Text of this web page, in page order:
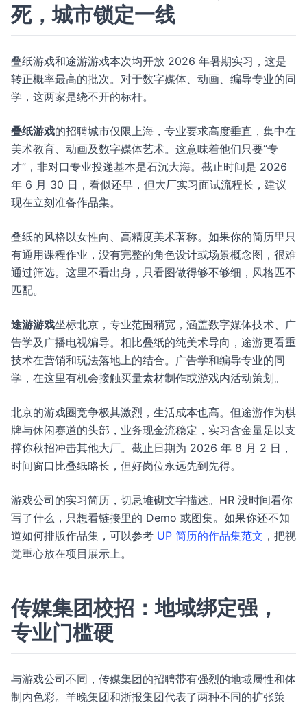
死，城市锁定一线
叠纸游戏和途游游戏本次均开放 2026 年暑期实习，这是
转正概率最高的批次。对于数字媒体、动画、编导专业的同
学，这两家是绕不开的标杆。
叠纸游戏的招聘城市仅限上海，专业要求高度垂直，集中在
美术教育、动画及数字媒体艺术。这意味着他们只要“专
才”，非对口专业投递基本是石沉大海。截止时间是 2026
年 6 月 30 日，看似还早，但大厂实习面试流程长，建议
现在立刻准备作品集。
叠纸的风格以女性向、高精度美术著称。如果你的简历里只
有通用课程作业，没有完整的角色设计或场景概念图，很难
通过筛选。这里不看出身，只看图做得够不够细，风格匹不
匹配。
途游游戏坐标北京，专业范围稍宽，涵盖数字媒体技术、广
告学及广播电视编导。相比叠纸的纯美术导向，途游更看重
技术在营销和玩法落地上的结合。广告学和编导专业的同
学，在这里有机会接触买量素材制作或游戏内活动策划。
北京的游戏圈竞争极其激烈，生活成本也高。但途游作为棋
牌与休闲赛道的头部，业务现金流稳定，实习含金量足以支
撑你秋招冲击其他大厂。截止日期为 2026 年 8 月 2 日，
时间窗口比叠纸略长，但好岗位永远先到先得。
游戏公司的实习简历，切忌堆砌文字描述。HR 没时间看你
写了什么，只想看链接里的 Demo 或图集。如果你还不知
道如何排版作品集，可以参考 UP 简历的作品集范文 ，把视
觉重心放在项目展示上。
传媒集团校招：地域绑定强，
专业门槛硬
与游戏公司不同，传媒集团的招聘带有强烈的地域属性和体
制内色彩。羊晚集团和浙报集团代表了两种不同的扩张策